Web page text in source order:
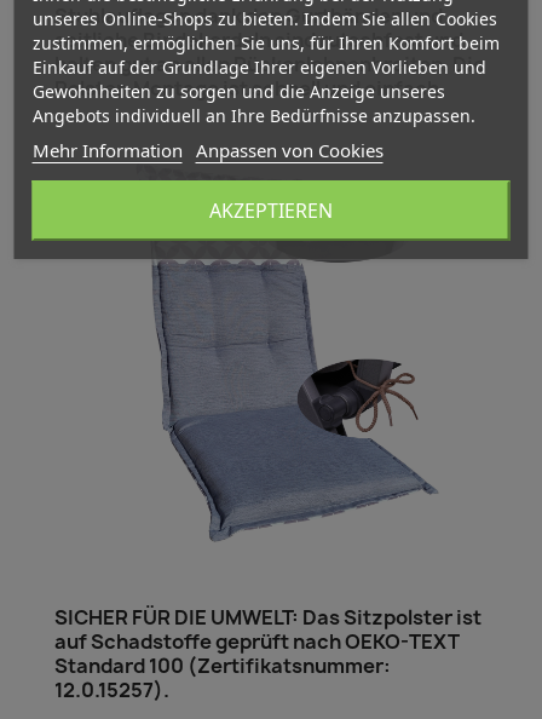
Stuhlauflagen dank den Gurtbänden und
seitliche Bindekordeln sind rutschfest und
halten gut an allen Rückenlehnenbreiten. Die
Polster-Montage ist schnell und einfach.
SICHER FÜR DIE UMWELT: Das Sitzpolster ist
auf Schadstoffe geprüft nach OEKO-TEXT
Standard 100 (Zertifikatsnummer:
12.0.15257).
unseres Online-Shops zu bieten. Indem Sie allen Cookies
zustimmen, ermöglichen Sie uns, für Ihren Komfort beim
Einkauf auf der Grundlage Ihrer eigenen Vorlieben und
Gewohnheiten zu sorgen und die Anzeige unseres
Angebots individuell an Ihre Bedürfnisse anzupassen.
Mehr Information Anpassen von Cookies
AKZEPTIEREN